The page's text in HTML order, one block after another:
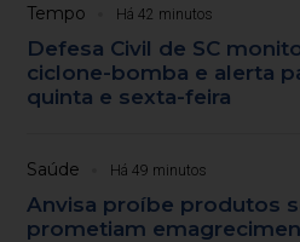
Tempo Há 42 minutos
Defesa Civil de SC
ciclone-bomba e alerta
quinta e sexta-feira
Saúde Há 49 minutos
Anvisa proíbe produtos
prometiam